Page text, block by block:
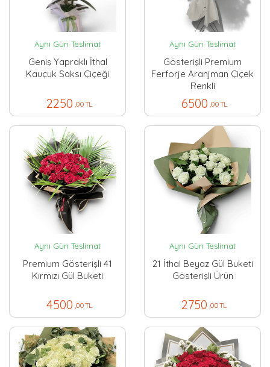
Aynı Gün Teslimat
Geniş Yapraklı İthal
Kauçuk Saksı Çiçeği
2250 ,00 TL
Aynı Gün Teslimat
Gösterişli Premium
Ferforje Aranjman Çiçek
Renkli
6500 ,00 TL
Aynı Gün Teslimat
Premium Gösterişli 41
Kırmızı Gül Buketi
4500 ,00 TL
Aynı Gün Teslimat
21 İthal Beyaz Gül Buketi
Gösterişli Ürün
2750 ,00 TL